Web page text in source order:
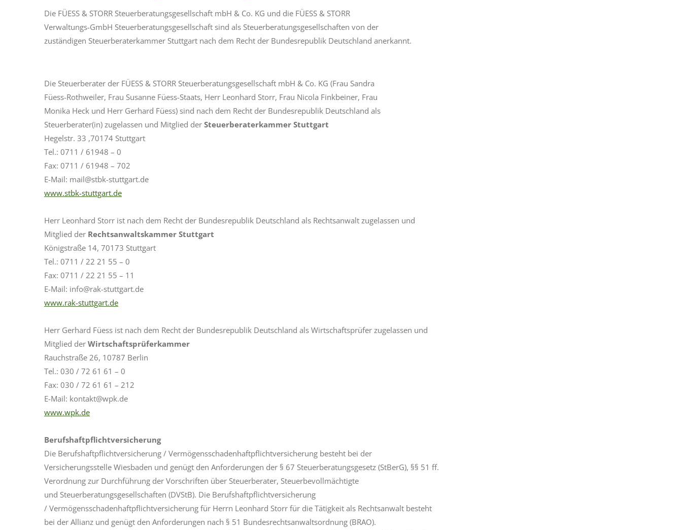
Die FÜESS & STORR Steuerberatungsgesellschaft mbH & Co. KG und die FÜESS & STORR
Verwaltungs-GmbH Steuerberatungsgesellschaft sind als Steuerberatungsgesellschaften von der
zuständigen Steuerberaterkammer Stuttgart nach dem Recht der Bundesrepublik Deutschland anerkannt.
Die Steuerberater der FÜESS & STORR Steuerberatungsgesellschaft mbH & Co. KG (Frau Sandra
Füess-Rothweiler, Frau Susanne Füess-Staats, Herr Leonhard Storr, Frau Nicola Finkbeiner, Frau
Monika Heck und Herr Gerhard Füess) sind nach dem Recht der Bundesrepublik Deutschland als
Steuerberater(in) zugelassen und Mitglied der Steuerberaterkammer Stuttgart
Hegelstr. 33 ,70174 Stuttgart
Tel.: 0711 / 61948 – 0
Fax: 0711 / 61948 – 702
E-Mail: mail@stbk-stuttgart.de
www.stbk-stuttgart.de
Herr Leonhard Storr ist nach dem Recht der Bundesrepublik Deutschland als Rechtsanwalt zugelassen und
Mitglied der Rechtsanwaltskammer Stuttgart
Königstraße 14, 70173 Stuttgart
Tel.: 0711 / 22 21 55 – 0
Fax: 0711 / 22 21 55 – 11
E-Mail: info@rak-stuttgart.de
www.rak-stuttgart.de
Herr Gerhard Füess ist nach dem Recht der Bundesrepublik Deutschland als Wirtschaftsprüfer zugelassen und
Mitglied der Wirtschaftsprüferkammer
Rauchstraße 26, 10787 Berlin
Tel.: 030 / 72 61 61 – 0
Fax: 030 / 72 61 61 – 212
E-Mail: kontakt@wpk.de
www.wpk.de
Berufshaftpflichtversicherung
Die Berufshaftpflichtversicherung / Vermögensschadenhaftpflichtversicherung besteht bei der
Versicherungsstelle Wiesbaden und genügt den Anforderungen der § 67 Steuerberatungsgesetz (StBerG), §§ 51 ff.
Verordnung zur Durchführung der Vorschriften über Steuerberater, Steuerbevollmächtigte
und Steuerberatungsgesellschaften (DVStB). Die Berufshaftpflichtversicherung
/ Vermögensschadenhaftpflichtversicherung für Herrn Leonhard Storr für die Tätigkeit als Rechtsanwalt besteht
bei der Allianz und genügt den Anforderungen nach § 51 Bundesrechtsanwaltsordnung (BRAO).